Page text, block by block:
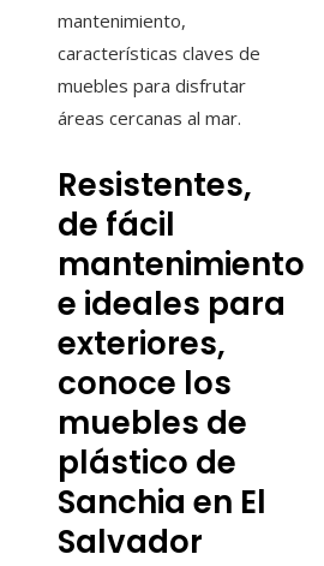
mantenimiento,
características claves de
muebles para disfrutar
áreas cercanas al mar.
Resistentes,
de fácil
mantenimiento
e ideales para
exteriores,
conoce los
muebles de
plástico de
Sanchia en El
Salvador